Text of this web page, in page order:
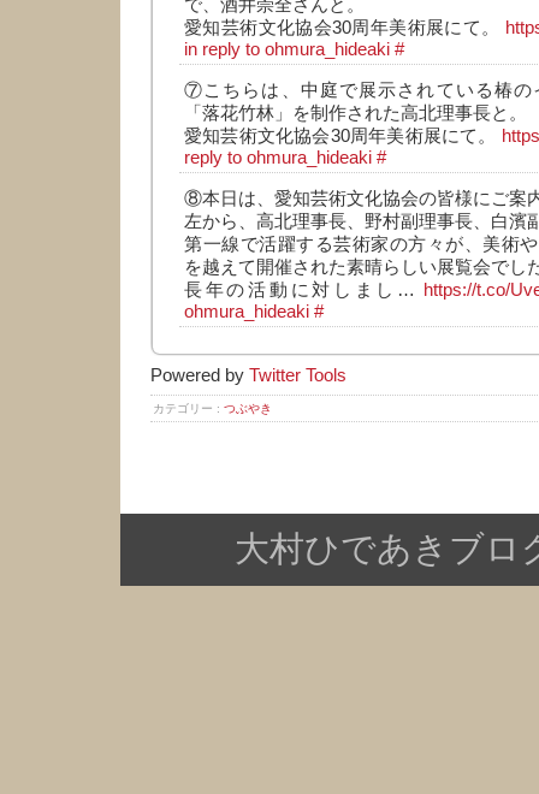
で、酒井崇全さんと。
愛知芸術文化協会30周年美術展にて。
in reply to ohmura_hideaki #
⑦こちらは、中庭で展示されている椿の
「落花竹林」を制作された高北理事長と。
愛知芸術文化協会30周年美術展にて。
reply to ohmura_hideaki #
⑧本日は、愛知芸術文化協会の皆様にご案
左から、高北理事長、野村副理事長、白濱
第一線で活躍する芸術家の方々が、美術
を越えて開催された素晴らしい展覧会でし
長年の活動に対しまし…
https://t.co/
ohmura_hideaki #
Powered by Twitter Tools
カテゴリー : つぶやき
大村ひであきブロ